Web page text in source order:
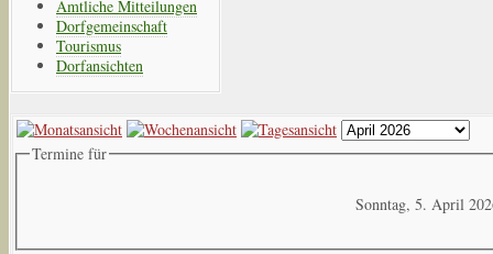
Amtliche Mitteilungen
Dorfgemeinschaft
Tourismus
Dorfansichten
Termine für
Sonntag, 5. April